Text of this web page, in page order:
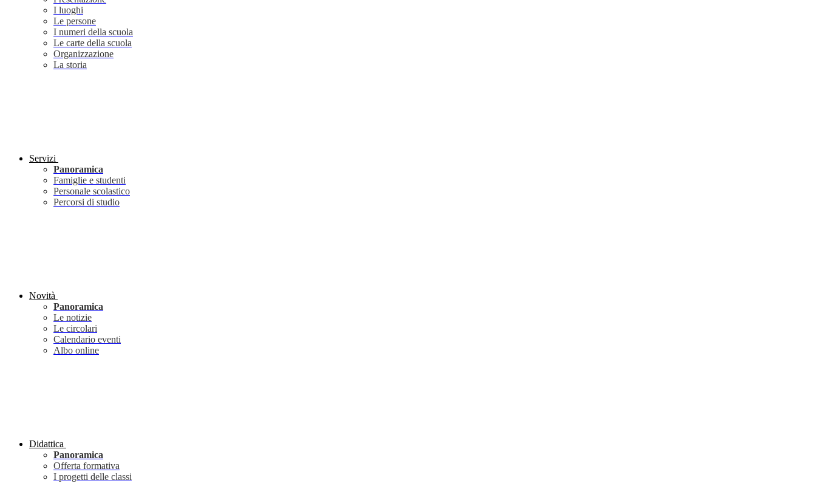
I luoghi
Le persone
I numeri della scuola
Le carte della scuola
Organizzazione
La storia
Servizi
Panoramica
Famiglie e studenti
Personale scolastico
Percorsi di studio
Novità
Panoramica
Le notizie
Le circolari
Calendario eventi
Albo online
Didattica
Panoramica
Offerta formativa
I progetti delle classi